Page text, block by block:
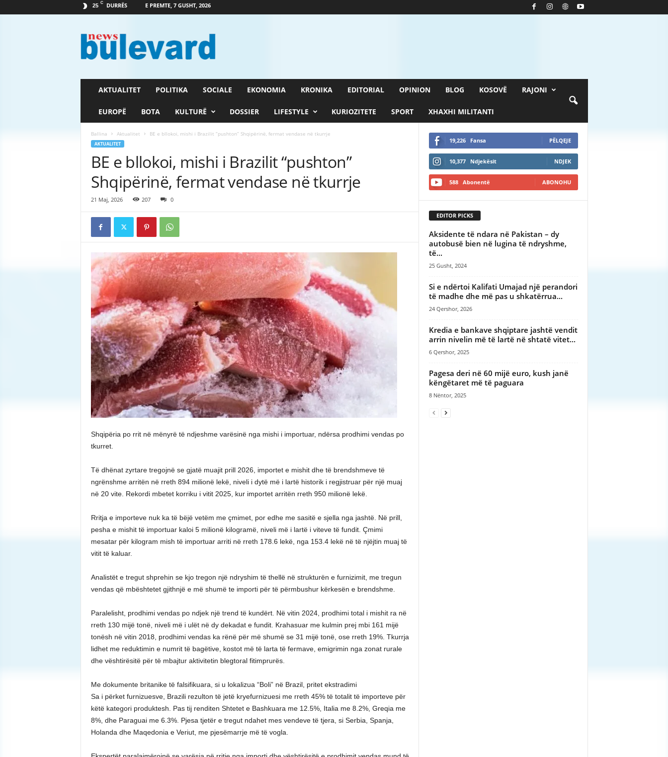
25 C DURRËS E PREMTE, 7 GUSHT, 2026
a
AKTUALITET POLITIKA SOCIALE EKONOMIA KRONIKA EDITORIAL OPINION BLOG KOSOVË RAJONI
EUROPË BOTA KULTURË DOSSIER LIFESTYLE KURIOZITETE SPORT XHAXHI MILITANTI
Ballina Aktualitet BE e bllokoi, mishi i Brazilit “pushton” Shqipërinë, fermat vendase në tkurrje
AKTUALITET
BE e bllokoi, mishi i Brazilit “pushton”
Shqipërinë, fermat vendase në tkurrje
21 Maj, 2026 207 0
Shqipëria po rrit në mënyrë të ndjeshme varësinë nga mishi i importuar, ndërsa prodhimi vendas po
tkurret.
Të dhënat zyrtare tregojnë se gjatë muajit prill 2026, importet e mishit dhe të brendshmeve të
ngrënshme arritën në rreth 894 milionë lekë, niveli i dytë më i lartë historik i regjistruar për një muaj
në 20 vite. Rekordi mbetet korriku i vitit 2025, kur importet arritën rreth 950 milionë lekë.
Rritja e importeve nuk ka të bëjë vetëm me çmimet, por edhe me sasitë e sjella nga jashtë. Në prill,
pesha e mishit të importuar kaloi 5 milionë kilogramë, niveli më i lartë i viteve të fundit. Çmimi
mesatar për kilogram mish të importuar arriti në rreth 178.6 lekë, nga 153.4 lekë në të njëjtin muaj të
vitit të kaluar.
Analistët e tregut shprehin se kjo tregon një ndryshim të thellë në strukturën e furnizimit, me tregun
vendas që mbështetet gjithnjë e më shumë te importi për të përmbushur kërkesën e brendshme.
Paralelisht, prodhimi vendas po ndjek një trend të kundërt. Në vitin 2024, prodhimi total i mishit ra në
rreth 130 mijë tonë, niveli më i ulët në dy dekadat e fundit. Krahasuar me kulmin prej mbi 161 mijë
tonësh në vitin 2018, prodhimi vendas ka rënë për më shumë se 31 mijë tonë, ose rreth 19%. Tkurrja
lidhet me reduktimin e numrit të bagëtive, kostot më të larta të fermave, emigrimin nga zonat rurale
dhe vështirësitë për të mbajtur aktivitetin blegtoral fitimprurës.
Me dokumente britanike të falsifikuara, si u lokalizua “Boli” në Brazil, pritet ekstradimi
Sa i përket furnizuesve, Brazili rezulton të jetë kryefurnizuesi me rreth 45% të totalit të importeve për
këtë kategori produktesh. Pas tij renditen Shtetet e Bashkuara me 12.5%, Italia me 8.2%, Greqia me
8%, dhe Paraguai me 6.3%. Pjesa tjetër e tregut ndahet mes vendeve të tjera, si Serbia, Spanja,
Holanda dhe Maqedonia e Veriut, me pjesëmarrje më të vogla.
19,226 Fansa PËLQEJE
10,377 Ndjekësit NDJEK
588 Abonentë ABONOHU
EDITOR PICKS
Aksidente të ndara në Pakistan – dy
autobusë bien në lugina të ndryshme,
të...
25 Gusht, 2024
Si e ndërtoi Kalifati Umajad një perandori
të madhe dhe më pas u shkatërrua...
24 Qershor, 2026
Kredia e bankave shqiptare jashtë vendit
arrin nivelin më të lartë në shtatë vitet...
6 Qershor, 2025
Pagesa deri në 60 mijë euro, kush janë
këngëtaret më të paguara
8 Nëntor, 2025